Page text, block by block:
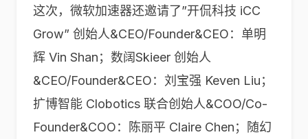
这次，微软加速器还邀请了”开侃科技 iCC
Grow” 创始人&CEO/Founder&CEO：单明
辉 Vin Shan；数阔Skieer 创始人
&CEO/Founder&CEO：刘宝强 Keven Liu；
扩博智能 Clobotics 联合创始人&COO/Co-
Founder&COO：陈丽平 Claire Chen；随幻